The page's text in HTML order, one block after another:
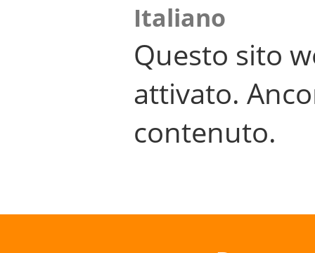
Italiano
Questo sito
attivato.
contenuto.